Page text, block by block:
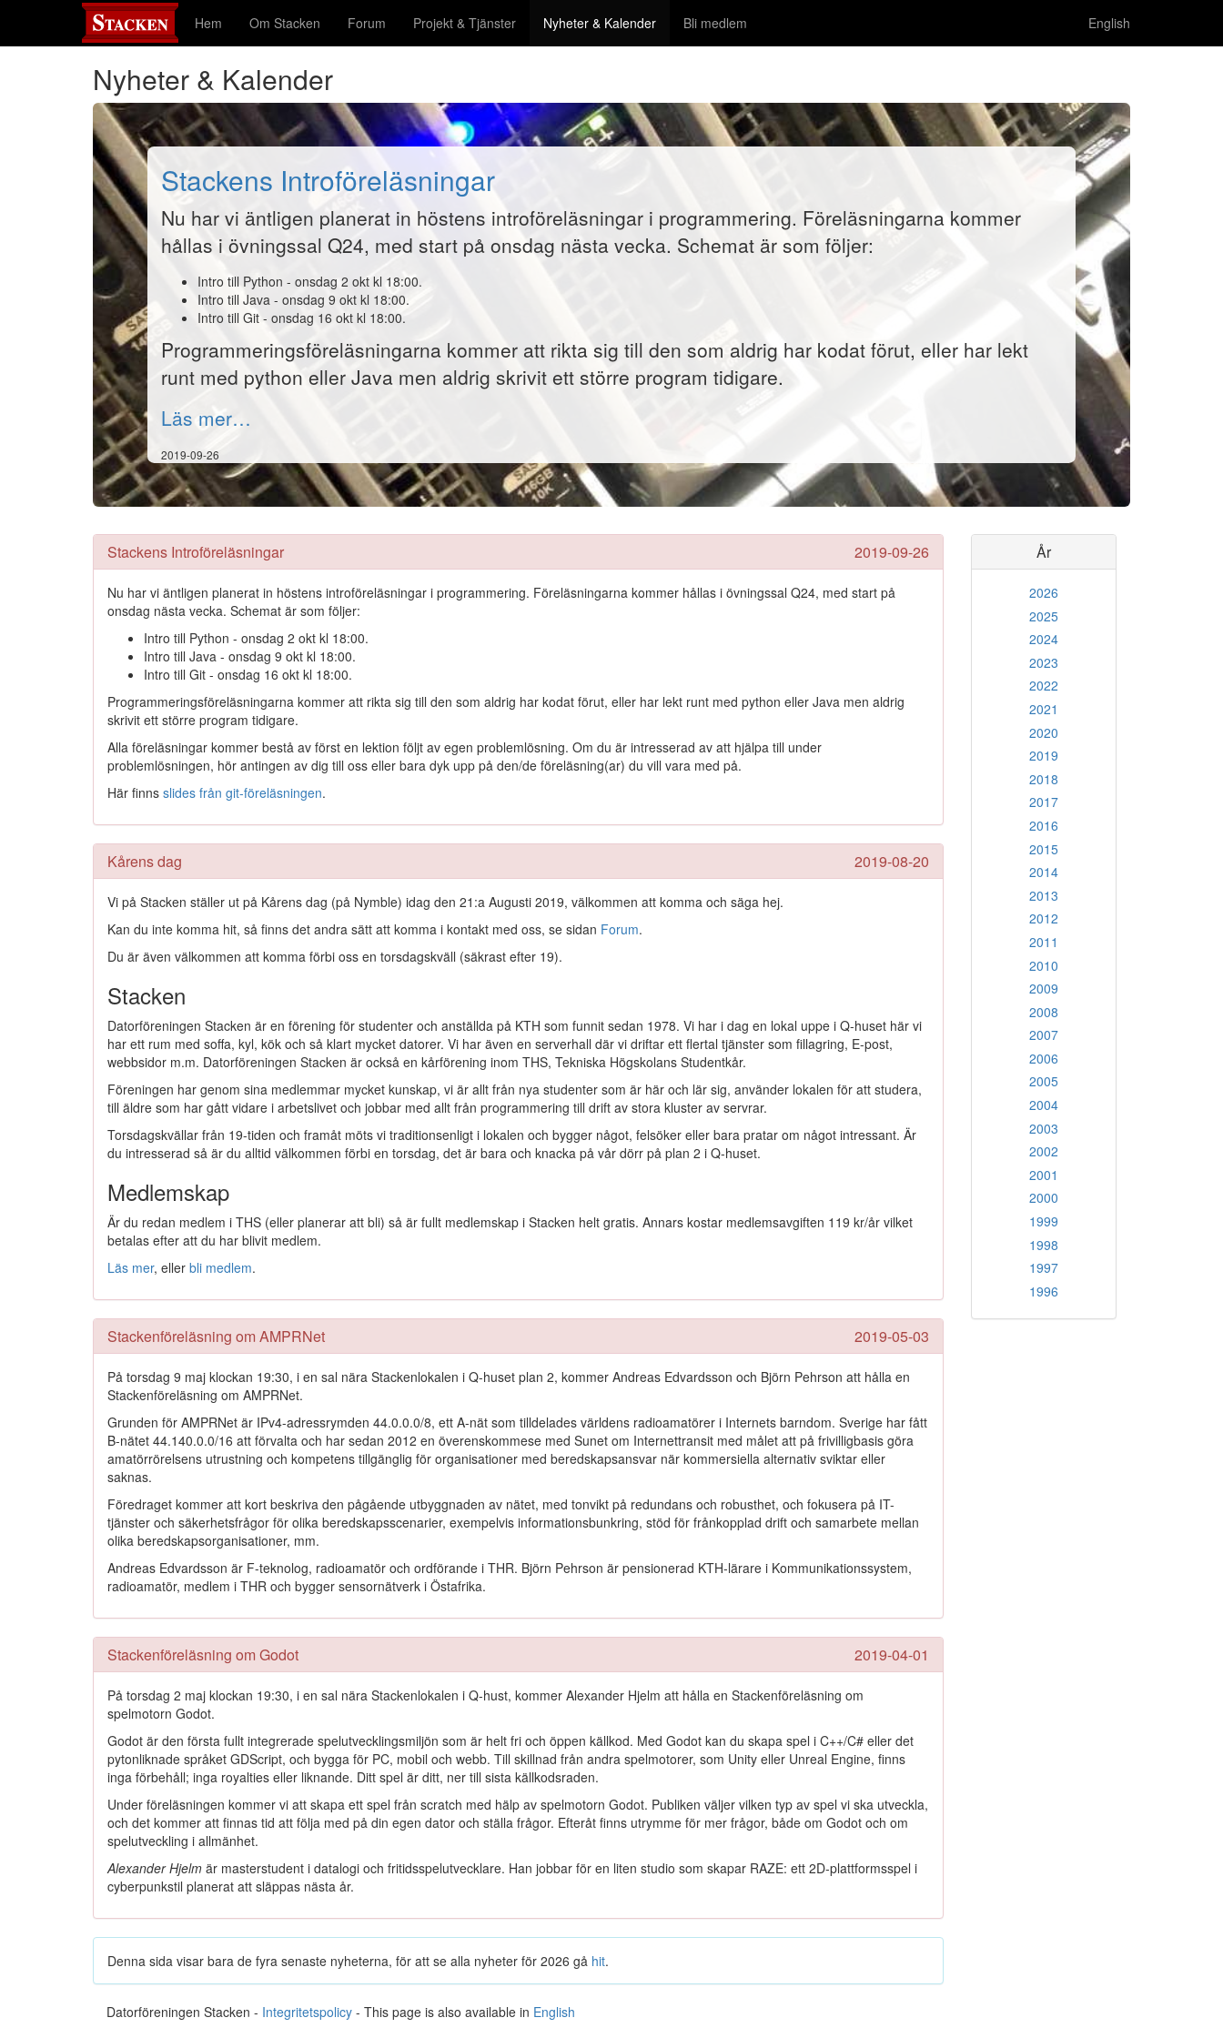
Hem Om Stacken Forum Projekt & Tjänster Nyheter & Kalender(aktiv)Bli medlem English
Nyheter & Kalender
Stackens Introföreläsningar
Nu har vi äntligen planerat in höstens introföreläsningar i programmering. Föreläsningarna kommer
hållas i övningssal Q24, med start på onsdag nästa vecka. Schemat är som följer:
Intro till Python - onsdag 2 okt kl 18:00.
Intro till Java - onsdag 9 okt kl 18:00.
Intro till Git - onsdag 16 okt kl 18:00.
Programmeringsföreläsningarna kommer att rikta sig till den som aldrig har kodat förut, eller har lekt
runt med python eller Java men aldrig skrivit ett större program tidigare.
Läs mer…
2019-09-26
2019-09-26
Stackens Introföreläsningar
Nu har vi äntligen planerat in höstens introföreläsningar i programmering. Föreläsningarna kommer hållas i övningssal Q24, med start på
onsdag nästa vecka. Schemat är som följer:
Intro till Python - onsdag 2 okt kl 18:00.
Intro till Java - onsdag 9 okt kl 18:00.
Intro till Git - onsdag 16 okt kl 18:00.
Programmeringsföreläsningarna kommer att rikta sig till den som aldrig har kodat förut, eller har lekt runt med python eller Java men aldrig
skrivit ett större program tidigare.
Alla föreläsningar kommer bestå av först en lektion följt av egen problemlösning. Om du är intresserad av att hjälpa till under
problemlösningen, hör antingen av dig till oss eller bara dyk upp på den/de föreläsning(ar) du vill vara med på.
Här finns slides från git-föreläsningen.
2019-08-20
Kårens dag
Vi på Stacken ställer ut på Kårens dag (på Nymble) idag den 21:a Augusti 2019, välkommen att komma och säga hej.
Kan du inte komma hit, så finns det andra sätt att komma i kontakt med oss, se sidan Forum.
Du är även välkommen att komma förbi oss en torsdagskväll (säkrast efter 19).
Stacken
Datorföreningen Stacken är en förening för studenter och anställda på KTH som funnit sedan 1978. Vi har i dag en lokal uppe i Q-huset här vi
har ett rum med soffa, kyl, kök och så klart mycket datorer. Vi har även en serverhall där vi driftar ett flertal tjänster som fillagring, E-post,
webbsidor m.m. Datorföreningen Stacken är också en kårförening inom THS, Tekniska Högskolans Studentkår.
Föreningen har genom sina medlemmar mycket kunskap, vi är allt från nya studenter som är här och lär sig, använder lokalen för att studera,
till äldre som har gått vidare i arbetslivet och jobbar med allt från programmering till drift av stora kluster av servrar.
Torsdagskvällar från 19-tiden och framåt möts vi traditionsenligt i lokalen och bygger något, felsöker eller bara pratar om något intressant. Är
du intresserad så är du alltid välkommen förbi en torsdag, det är bara och knacka på vår dörr på plan 2 i Q-huset.
Medlemskap
Är du redan medlem i THS (eller planerar att bli) så är fullt medlemskap i Stacken helt gratis. Annars kostar medlemsavgiften 119 kr/år vilket
betalas efter att du har blivit medlem.
Läs mer, eller bli medlem.
2019-05-03
Stackenföreläsning om AMPRNet
På torsdag 9 maj klockan 19:30, i en sal nära Stackenlokalen i Q-huset plan 2, kommer Andreas Edvardsson och Björn Pehrson att hålla en
Stackenföreläsning om AMPRNet.
Grunden för AMPRNet är IPv4-adressrymden 44.0.0.0/8, ett A-nät som tilldelades världens radioamatörer i Internets barndom. Sverige har fått
B-nätet 44.140.0.0/16 att förvalta och har sedan 2012 en överenskommese med Sunet om Internettransit med målet att på frivilligbasis göra
amatörrörelsens utrustning och kompetens tillgänglig för organisationer med beredskapsansvar när kommersiella alternativ sviktar eller
saknas.
Föredraget kommer att kort beskriva den pågående utbyggnaden av nätet, med tonvikt på redundans och robusthet, och fokusera på IT-
tjänster och säkerhetsfrågor för olika beredskapsscenarier, exempelvis informationsbunkring, stöd för frånkopplad drift och samarbete mellan
olika beredskapsorganisationer, mm.
Andreas Edvardsson är F-teknolog, radioamatör och ordförande i THR. Björn Pehrson är pensionerad KTH-lärare i Kommunikationssystem,
radioamatör, medlem i THR och bygger sensornätverk i Östafrika.
2019-04-01
Stackenföreläsning om Godot
På torsdag 2 maj klockan 19:30, i en sal nära Stackenlokalen i Q-hust, kommer Alexander Hjelm att hålla en Stackenföreläsning om
spelmotorn Godot.
Godot är den första fullt integrerade spelutvecklingsmiljön som är helt fri och öppen källkod. Med Godot kan du skapa spel i C++/C# eller det
pytonliknade språket GDScript, och bygga för PC, mobil och webb. Till skillnad från andra spelmotorer, som Unity eller Unreal Engine, finns
inga förbehåll; inga royalties eller liknande. Ditt spel är ditt, ner till sista källkodsraden.
Under föreläsningen kommer vi att skapa ett spel från scratch med hälp av spelmotorn Godot. Publiken väljer vilken typ av spel vi ska utveckla,
och det kommer att finnas tid att följa med på din egen dator och ställa frågor. Efteråt finns utrymme för mer frågor, både om Godot och om
spelutveckling i allmänhet.
Alexander Hjelm är masterstudent i datalogi och fritidsspelutvecklare. Han jobbar för en liten studio som skapar RAZE: ett 2D-plattformsspel i
cyberpunkstil planerat att släppas nästa år.
År
2026
2025
2024
2023
2022
2021
2020
2019
2018
2017
2016
2015
2014
2013
2012
2011
2010
2009
2008
2007
2006
2005
2004
2003
2002
2001
2000
1999
1998
1997
1996
Denna sida visar bara de fyra senaste nyheterna, för att se alla nyheter för 2026 gå hit.
Datorföreningen Stacken - Integritetspolicy - This page is also available in English